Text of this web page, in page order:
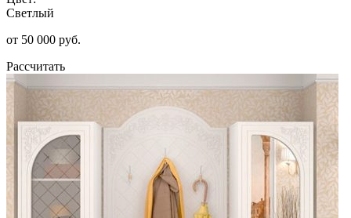
Светлый
от 50 000 руб.
Рассчитать